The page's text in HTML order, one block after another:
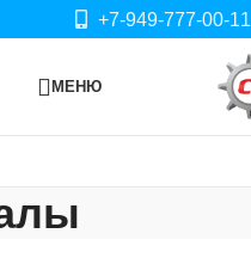
+7-949-777-00-11
МЕНЮ